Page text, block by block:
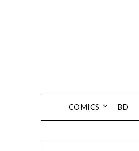
COMICS BD